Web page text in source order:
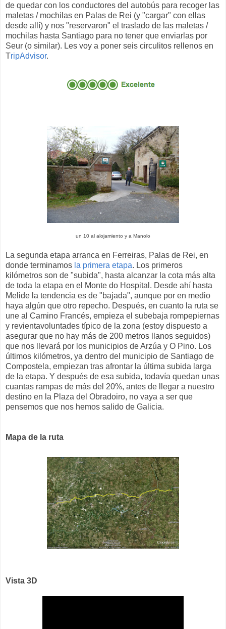
de quedar con los conductores del autobús para recoger las
maletas / mochilas en Palas de Rei (y "cargar" con ellas
desde allí) y nos "reservaron" el traslado de las maletas /
mochilas hasta Santiago para no tener que enviarlas por
Seur (o similar). Les voy a poner seis circulitos rellenos en
TripAdvisor.
un 10 al alojamiento y a Manolo
La segunda etapa arranca en Ferreiras, Palas de Rei, en
donde terminamos la primera etapa. Los primeros
kilómetros son de "subida", hasta alcanzar la cota más alta
de toda la etapa en el Monte do Hospital. Desde ahí hasta
Melide la tendencia es de "bajada", aunque por en medio
haya algún que otro repecho. Después, en cuanto la ruta se
une al Camino Francés, empieza el subebaja rompepiernas
y revientavoluntades típico de la zona (estoy dispuesto a
asegurar que no hay más de 200 metros llanos seguidos)
que nos llevará por los municipios de Arzúa y O Pino. Los
últimos kilómetros, ya dentro del municipio de Santiago de
Compostela, empiezan tras afrontar la última subida larga
de la etapa. Y después de esa subida, todavía quedan unas
cuantas rampas de más del 20%, antes de llegar a nuestro
destino en la Plaza del Obradoiro, no vaya a ser que
pensemos que nos hemos salido de Galicia.
Mapa de la ruta
Vista 3D